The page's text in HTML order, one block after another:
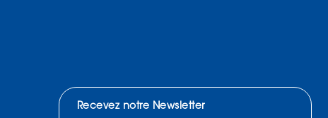
Recevez notre Newsletter